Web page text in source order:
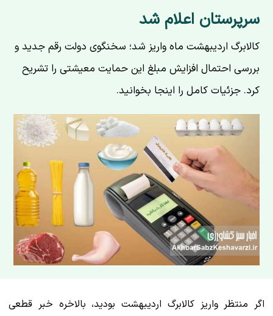
سرپرستان اعلام شد
کالابرگ اردیبهشت ماه واریز شد؛ سخنگوی دولت رقم جدید و
بررسی احتمال افزایش مبلغ این حمایت معیشتی را تشریح
کرد. جزئیات کامل را اینجا بخوانید.
اگر منتظر واریزکالابرگ اردیبهشت بودید، بالاخره خبر قطعی